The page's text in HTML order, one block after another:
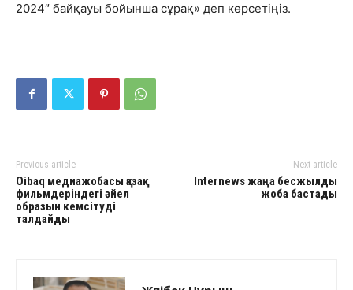
2024″ байқауы бойынша сұрақ» деп көрсетіңіз.
Previous article
Oibaq медиажобасы қазақ
фильмдеріндегі әйел
образын кемсітуді
талдайды
Next article
Internews жаңа бесжылдық
жоба бастады